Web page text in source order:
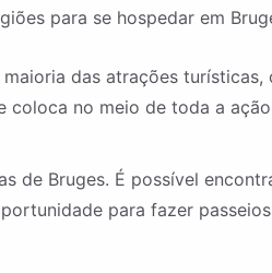
para se hospedar em
das atrações turísticas,
coloca no meio de toda a
de Bruges. É possível
para fazer